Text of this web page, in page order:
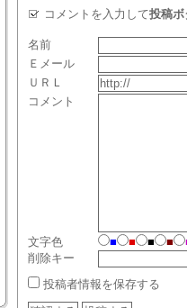
コメントを入力して投稿ボ
名前
Ｅメール
ＵＲＬ
コメント
文字色 ■ ■ ■ ■
削除キー
投稿者情報を保存する